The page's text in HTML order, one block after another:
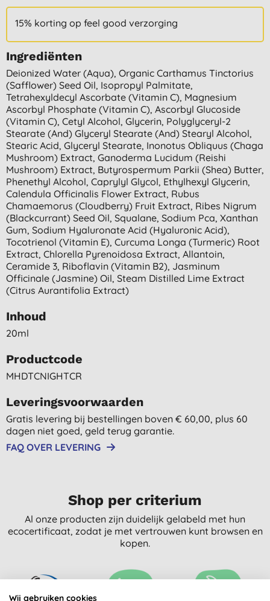
15% korting op feel good verzorging
Ingrediënten
Deionized Water (aqua), Organic Carthamus Tinctorius
(safflower) Seed Oil, Isopropyl Palmitate,
Tetrahexyldecyl Ascorbate (vitamin C), Magnesium
Ascorbyl Phosphate (vitamin C), Ascorbyl Glucoside
(vitamin C), Cetyl Alcohol, Glycerin, Polyglyceryl-2
Stearate (and) Glyceryl Stearate (and) Stearyl Alcohol,
Stearic Acid, Glyceryl Stearate, Inonotus Obliquus (chaga
Mushroom) Extract, Ganoderma Lucidum (reishi
Mushroom) Extract, Butyrospermum Parkii (shea) Butter,
Phenethyl Alcohol, Caprylyl Glycol, Ethylhexyl Glycerin,
Calendula Officinalis Flower Extract, Rubus
Chamaemorus (cloudberry) Fruit Extract, Ribes Nigrum
(blackcurrant) Seed Oil, Squalane, Sodium Pca, Xanthan
Gum, Sodium Hyaluronate Acid (hyaluronic Acid),
Tocotrienol (vitamin E), Curcuma Longa (turmeric) Root
Extract, Chlorella Pyrenoidosa Extract, Allantoin,
Ceramide 3, Riboflavin (vitamin B2), Jasminum
Officinale (jasmine) Oil, Steam Distilled Lime Extract
(citrus Aurantifolia Extract)
Inhoud
20ml
Productcode
MHDTCNIGHTCR
Leveringsvoorwaarden
Gratis levering bij bestellingen boven € 60,00, plus 60
dagen niet goed, geld terug garantie.
FAQ OVER LEVERING
Shop per criterium
Al onze producten zijn duidelijk gelabeld met hun
ecocertificaat, zodat je met vertrouwen kunt browsen en
kopen.
Wij gebruiken cookies